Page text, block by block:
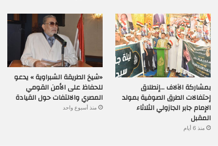
بمشاركة الآلاف …إنطلاق
إحتفالات الطرق الصوفية بمولد
الإمام جابر الجازولي الثلاثاء
المقبل
منذ 6 أيام
«شيخ الطريقة الشبراوية » يدعو
للحفاظ على الأمن القومي
المصري والالتفات حول القيادة
منذ أسبوع واحد